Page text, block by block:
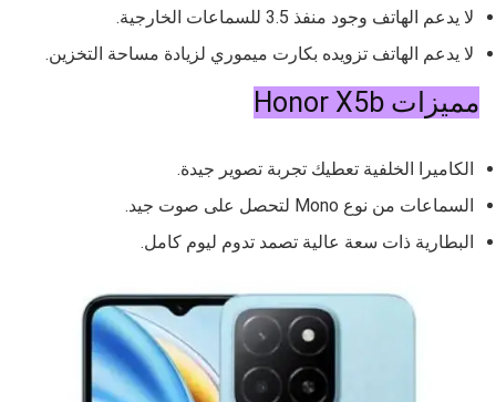
لا يدعم الهاتف وجود منفذ 3.5 للسماعات الخارجية.
لا يدعم الهاتف تزويده بكارت ميموري لزيادة مساحة التخزين.
مميزات Honor X5b
الكاميرا الخلفية تعطيك تجربة تصوير جيدة.
السماعات من نوع Mono لتحصل على صوت جيد.
البطارية ذات سعة عالية تصمد تدوم ليوم كامل.